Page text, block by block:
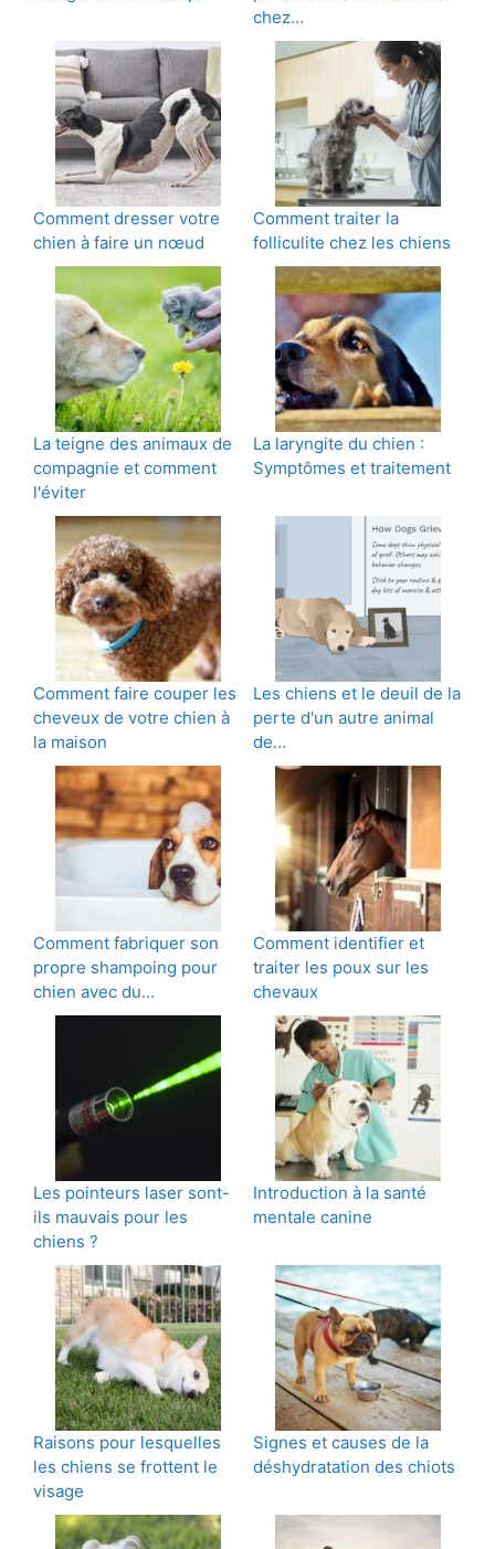
chez…
Comment dresser votre
chien à faire un nœud
Comment traiter la
folliculite chez les chiens
La teigne des animaux de
compagnie et comment
l'éviter
La laryngite du chien :
Symptômes et traitement
Comment faire couper les
cheveux de votre chien à
la maison
Les chiens et le deuil de la
perte d'un autre animal
de…
Comment fabriquer son
propre shampoing pour
chien avec du…
Comment identifier et
traiter les poux sur les
chevaux
Les pointeurs laser sont-
ils mauvais pour les
chiens ?
Introduction à la santé
mentale canine
Raisons pour lesquelles
les chiens se frottent le
visage
Signes et causes de la
déshydratation des chiots